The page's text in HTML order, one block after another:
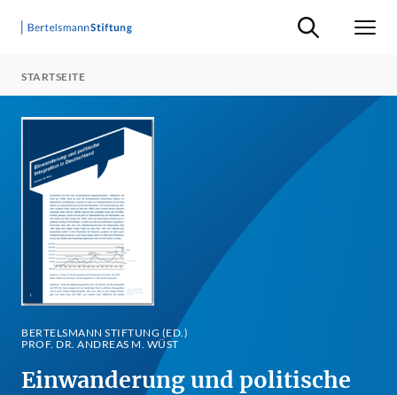
Suche ein-/
STARTSEITE
BERTELSMANN STIFTUNG (ED.)
PROF. DR. ANDREAS M. WÜST
Einwanderung und politische